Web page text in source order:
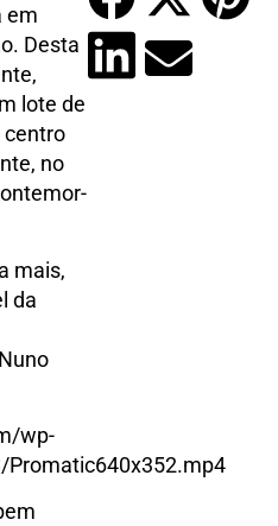
em
Desta
lote de
centro
no
mais,
da
wp-